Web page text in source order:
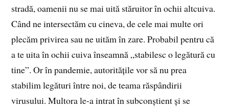
stradă, oamenii nu se mai uită stăruitor în ochii altcuiva.
Când ne intersectăm cu cineva, de cele mai multe ori
plecăm privirea sau ne uităm în zare. Probabil pentru că
a te uita în ochii cuiva înseamnă „stabilesc o legătură cu
tine”. Or în pandemie, autoritățile vor să nu prea
stabilim legături între noi, de teama răspândirii
virusului. Multora le-a intrat în subconștient și se